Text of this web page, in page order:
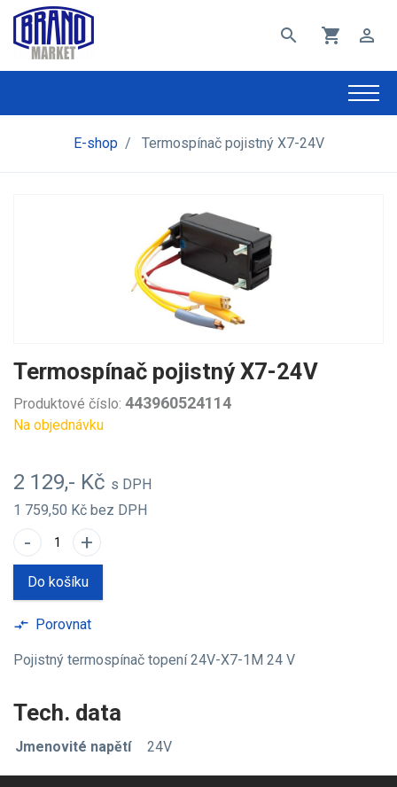
search shopping_cart perm_identity
E-shop / Termospínač pojistný X7-24V
Termospínač pojistný X7-24V
Produktové číslo: 443960524114
Na objednávku
2 129,- Kč s DPH
1 759,50 Kč bez DPH
- +
Do košíku
compare_arrows Porovnat
Pojistný termospínač topení 24V-X7-1M 24 V
Tech. data
Jmenovité napětí 24V